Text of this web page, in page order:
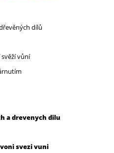
dílů
vůní
a drevenych dilu
svezi vuni